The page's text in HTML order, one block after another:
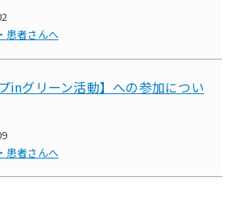
患者さんへ
inグリーン活動】への参加につい
患者さんへ